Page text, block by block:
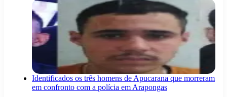
Identificados os três homens de Apucarana que morreram
em confronto com a polícia em Arapongas